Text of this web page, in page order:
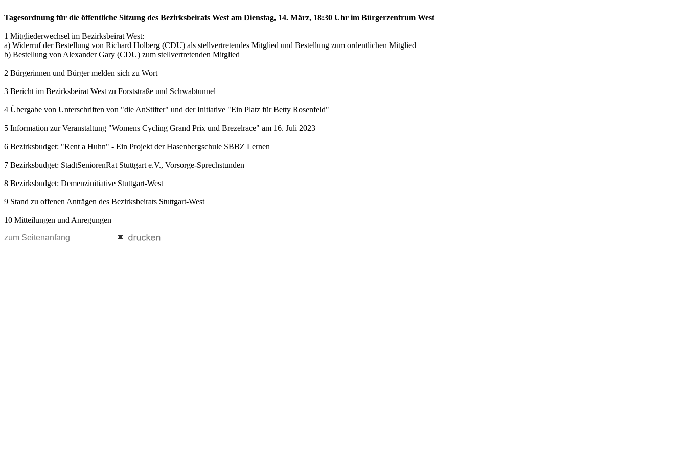
Tagesordnung für die öffentliche Sitzung des Bezirksbeirats West am Dienstag, 14. März, 18:30 Uhr im Bürgerzentrum West
1 Mitgliederwechsel im Bezirksbeirat West:
a) Widerruf der Bestellung von Richard Holberg (CDU) als stellvertretendes Mitglied und Bestellung zum ordentlichen Mitglied
b) Bestellung von Alexander Gary (CDU) zum stellvertretenden Mitglied
2 Bürgerinnen und Bürger melden sich zu Wort
3 Bericht im Bezirksbeirat West zu Forststraße und Schwabtunnel
4 Übergabe von Unterschriften von "die AnStifter" und der Initiative "Ein Platz für Betty Rosenfeld"
5 Information zur Veranstaltung "Womens Cycling Grand Prix und Brezelrace" am 16. Juli 2023
6 Bezirksbudget: "Rent a Huhn" - Ein Projekt der Hasenbergschule SBBZ Lernen
7 Bezirksbudget: StadtSeniorenRat Stuttgart e.V., Vorsorge-Sprechstunden
8 Bezirksbudget: Demenzinitiative Stuttgart-West
9 Stand zu offenen Anträgen des Bezirksbeirats Stuttgart-West
10 Mitteilungen und Anregungen
zum Seitenanfang